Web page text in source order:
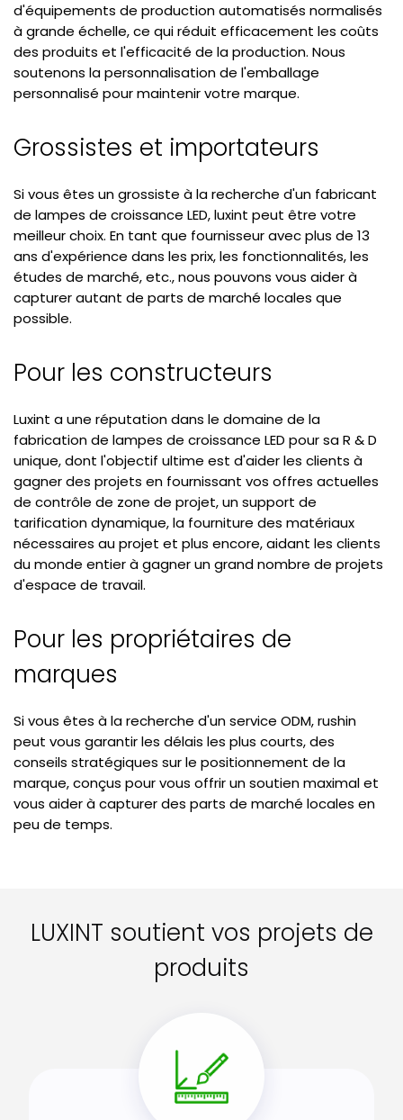
d'équipements de production automatisés normalisés
à grande échelle, ce qui réduit efficacement les coûts
des produits et l'efficacité de la production. Nous
soutenons la personnalisation de l'emballage
personnalisé pour maintenir votre marque.
Grossistes et importateurs
Si vous êtes un grossiste à la recherche d'un fabricant
de lampes de croissance LED, luxint peut être votre
meilleur choix. En tant que fournisseur avec plus de 13
ans d'expérience dans les prix, les fonctionnalités, les
études de marché, etc., nous pouvons vous aider à
capturer autant de parts de marché locales que
possible.
Pour les constructeurs
Luxint a une réputation dans le domaine de la
fabrication de lampes de croissance LED pour sa R & D
unique, dont l'objectif ultime est d'aider les clients à
gagner des projets en fournissant vos offres actuelles
de contrôle de zone de projet, un support de
tarification dynamique, la fourniture des matériaux
nécessaires au projet et plus encore, aidant les clients
du monde entier à gagner un grand nombre de projets
d'espace de travail.
Pour les propriétaires de
marques
Si vous êtes à la recherche d'un service ODM, rushin
peut vous garantir les délais les plus courts, des
conseils stratégiques sur le positionnement de la
marque, conçus pour vous offrir un soutien maximal et
vous aider à capturer des parts de marché locales en
peu de temps.
LUXINT soutient vos projets de
produits